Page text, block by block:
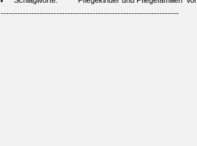
----------------------------------------------------------------